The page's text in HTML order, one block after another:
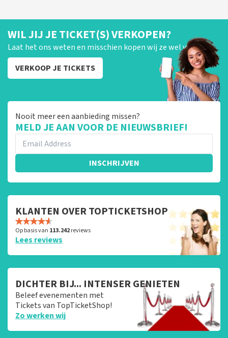
WIL JIJ JE TICKET(S) VERKOPEN?
Laat het ons weten en misschien kopen wij ze wel van je!
VERKOOP JE TICKETS
Nooit meer een aanbieding missen?
MELD JE AAN VOOR DE NIEUWSBRIEF!
INSCHRIJVEN
KLANTEN OVER TOPTICKETSHOP
Op basis van 113.242reviews
Lees reviews
DICHTER BIJ... INTENSER GENIETEN
Beleef evenementen met
Tickets van TopTicketShop!
Zo werken wij